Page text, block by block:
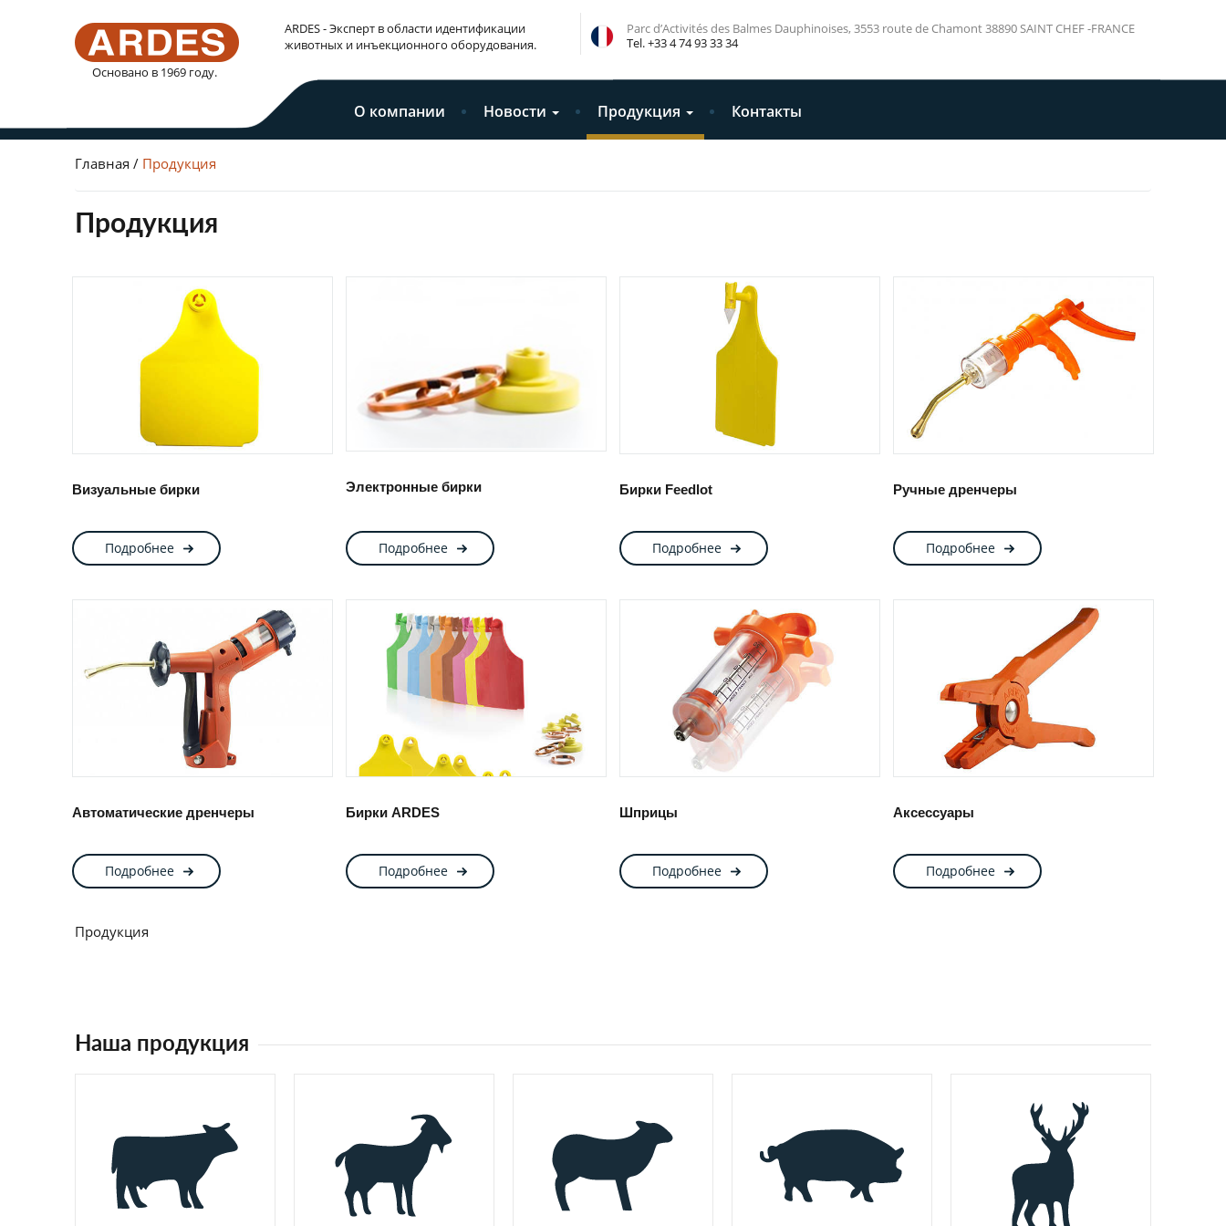
Основано в 1969 году.
ARDES - Эксперт в области идентификации
животных и инъекционного оборудования.
Parc d’Activités des Balmes Dauphinoises, 3553 route de Chamont 38890 SAINT CHEF -FRANCE
Tel. +33 4 74 93 33 34
О компании Новости Продукция Контакты
Главная Продукция
Продукция
Визуальные бирки
Подробнее
Электронные бирки
Подробнее
Бирки Feedlot
Подробнее
Ручные дренчеры
Подробнее
Автоматические дренчеры
Подробнее
Бирки ARDES
Подробнее
Шприцы
Подробнее
Аксессуары
Подробнее
Продукция
Наша продукция